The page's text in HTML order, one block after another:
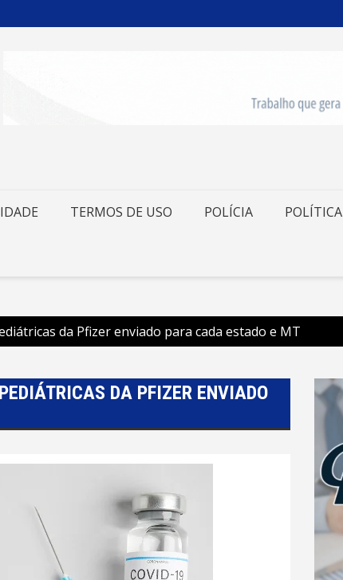
TERMOS DE USO POLÍCIA POLÍTICA
da Pfizer enviado para cada estado e MT
DA PFIZER ENVIADO